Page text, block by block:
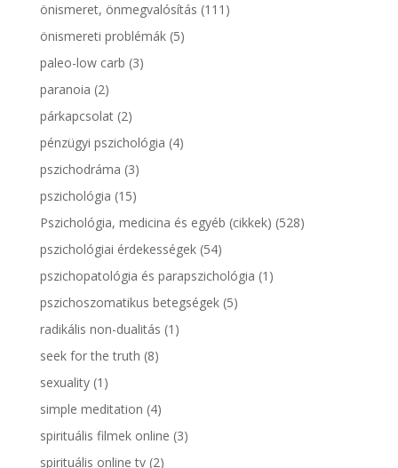
önismeret, önmegvalósítás (111)
önismereti problémák(5)
paleo-low carb (3)
paranoia (2)
párkapcsolat(2)
pénzügyi pszichológia (4)
pszichodráma (3)
pszichológia (15)
Pszichológia, medicina és egyéb (cikkek) (528)
pszichológiai érdekességek(54)
pszichopatológia és parapszichológia (1)
pszichoszomatikus betegségek(5)
radikális non-dualitás (1)
seek for the truth (8)
sexuality(1)
simple meditation (4)
spirituális filmek online (3)
spirituális online tv(2)